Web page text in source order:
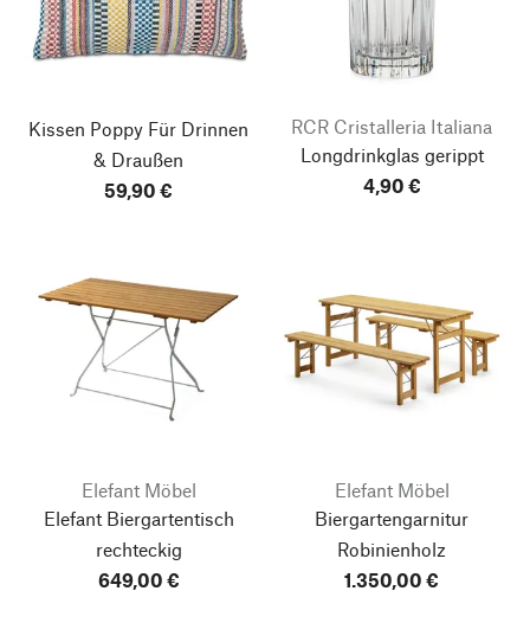
Kissen Poppy Für Drinnen
& Draußen
59,90 €
RCR Cristalleria Italiana
Longdrinkglas gerippt
4,90 €
Elefant Möbel
Elefant Biergartentisch
rechteckig
649,00 €
Elefant Möbel
Biergartengarnitur
Robinienholz
1.350,00 €